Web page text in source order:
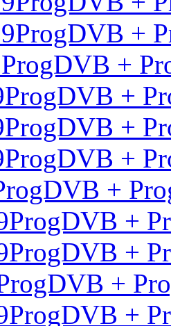
ProgDVB +
ProgDVB +
ProgDVB +
ProgDVB +
ProgDVB +
+
ProgDVB +
ProgDVB +
+
ProgDVB +